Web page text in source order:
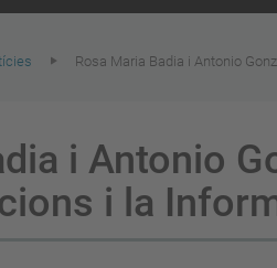
Rosa Maria Badia i Antonio
i Antonio
i la